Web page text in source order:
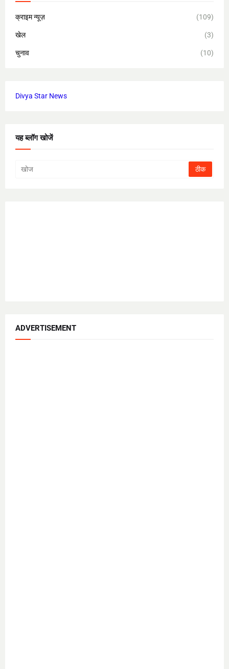
क्राइम न्यूज़ (109)
खेल (3)
चुनाव (10)
Divya Star News
यह ब्लॉग खोजें
ADVERTISEMENT